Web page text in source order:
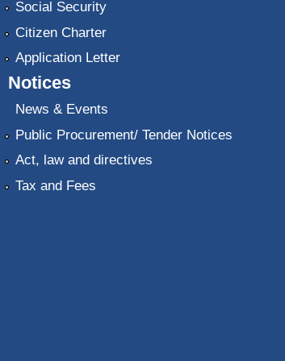
Social Security
Citizen Charter
Application Letter
Notices
News & Events
Public Procurement/ Tender Notices
Act, law and directives
Tax and Fees